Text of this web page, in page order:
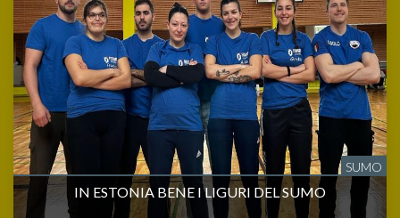
SUMO
IN ESTONIA BENE I LIGURI DEL SUMO